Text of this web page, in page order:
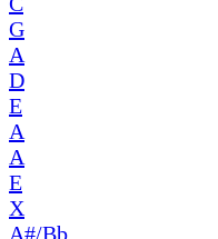
G
A
D
E
A
A
E
X
A#/Bb